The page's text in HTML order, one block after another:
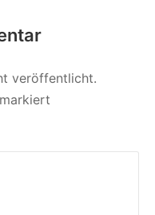
veröffentlicht.
markiert